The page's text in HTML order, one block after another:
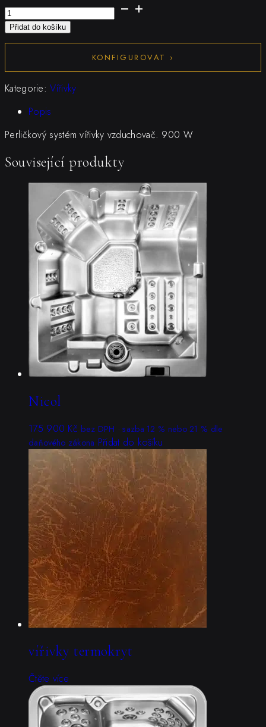
Perličkový
systém
vířivky
předehřevem
vzduchu
Přidat do košíku
KONFIGUROVAT ›
Kategorie:Vířivky
Popis
Perličkový systém vířivky vzduchovač. 900 W
Související produkty
Nicol
175 900 Kč bez DPH · sazba 12 % nebo 21 % dle
daňového zákona Přidat do košíku
vířivky termokryt
Čtěte více